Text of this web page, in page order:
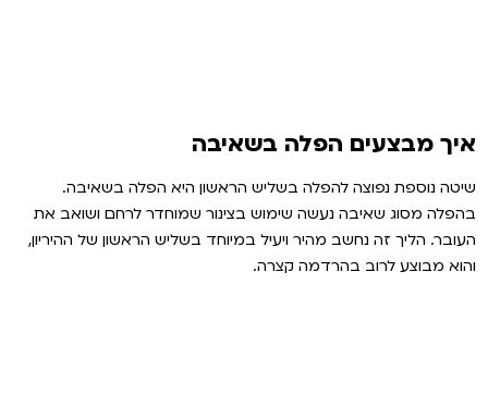
איך מבצעים הפלה בשאיבה
שיטה נוספת נפוצה להפלה בשליש הראשון היא הפלה בשאיבה.
בהפלה מסוג שאיבה נעשה שימוש בצינור שמוחדר לרחם ושואב את
העובר. הליך זה נחשב מהיר ויעיל במיוחד בשליש הראשון של ההיריון,
והוא מבוצע לרוב בהרדמה קצרה.